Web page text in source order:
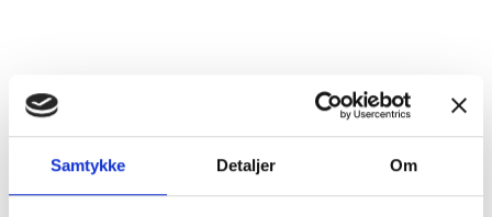
Samtykke Detaljer Om
Velkommen til din Stenhugger på
Fyn